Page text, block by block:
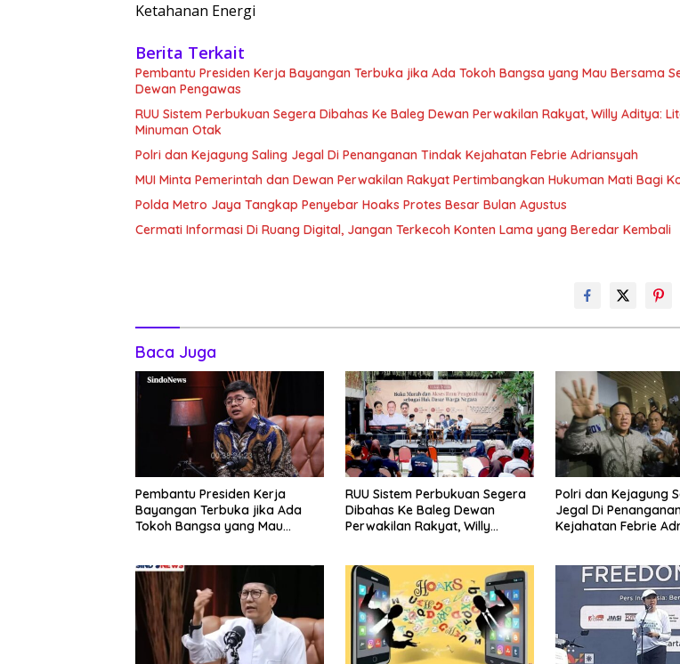
Ketahanan Energi
Berita Terkait
Pembantu Presiden Kerja Bayangan Terbuka jika Ada Tokoh Bangsa yang Mau Bersama
Dewan Pengawas
RUU Sistem Perbukuan Segera Dibahas Ke Baleg Dewan Perwakilan Rakyat, Willy Aditya:
Minuman Otak
Polri dan Kejagung Saling Jegal Di Penanganan Tindak Kejahatan Febrie Adriansyah
MUI Minta Pemerintah dan Dewan Perwakilan Rakyat Pertimbangkan Hukuman Mati Bagi
Polda Metro Jaya Tangkap Penyebar Hoaks Protes Besar Bulan Agustus
Cermati Informasi Di Ruang Digital, Jangan Terkecoh Konten Lama yang Beredar Kembali
Baca Juga
Pembantu Presiden Kerja
Bayangan Terbuka jika Ada
Tokoh Bangsa yang Mau
RUU Sistem Perbukuan Segera
Dibahas Ke Baleg Dewan
Perwakilan Rakyat, Willy
Polri dan Kejagung
Jegal Di
Kejahatan Febrie